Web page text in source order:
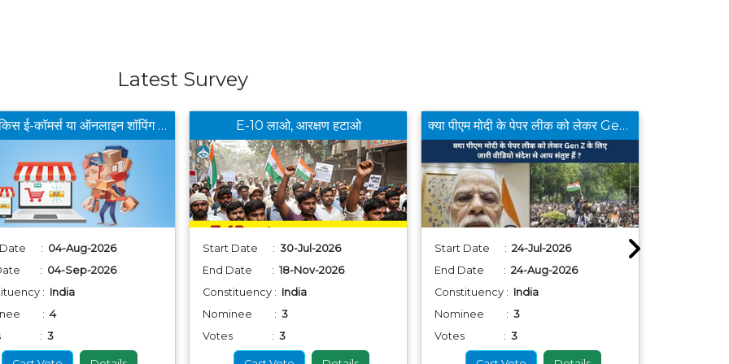
Latest Survey
आपको किस ई-कॉमर्स या ऑनलाइन शॉपिंग ऐप से खरीददारी करना सबसे फायदेमंद लगता है ?
Date : 04-Aug-2026
: 04-Sep-2026
: India
: 4
: 3
E-10 लाओ, आरक्षण हटाओ
Start Date : 30-Jul-2026
End Date : 18-Nov-2026
Constituency : India
Nominee : 3
Votes : 3
क्या पीएम मोदी के पेपर लीक को लेकर Gen Z के लिए जारी वीडियो संदेश से आप संतुष्ट हैं ?
Start Date : 24-Jul-2026
End Date : 24-Aug-2026
Constituency : India
Nominee : 3
Votes : 3